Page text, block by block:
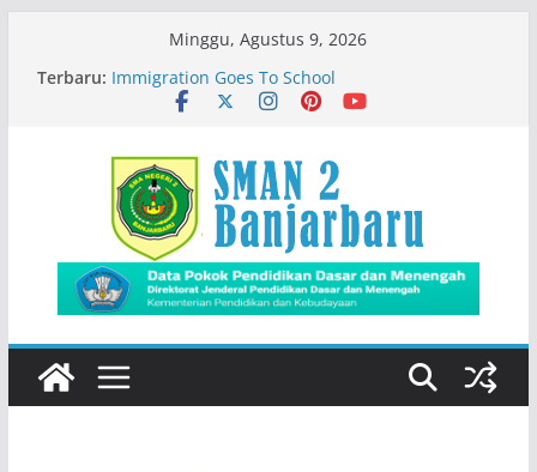
Minggu, Agustus 9, 2026
Terbaru: Immigration Goes To School
Siswa SMADA Belajar Seru Bareng Dosen Biologi
Kemeriahan Road Tour DBL 2026
Prestasi Peserta Didik